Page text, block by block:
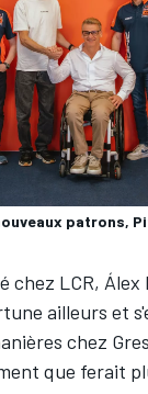
patrons,
chez LCR, Álex
ailleurs et
chez
que ferait